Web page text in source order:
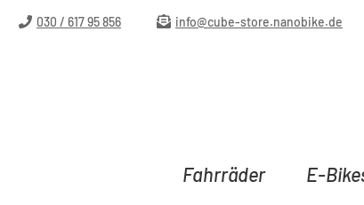
Hauptinhalt springen
Zur Suche springen
Zur Hauptnavigation springen
030 / 617 95 856 info@cube-store.nanobike.de
Fahrräder E-